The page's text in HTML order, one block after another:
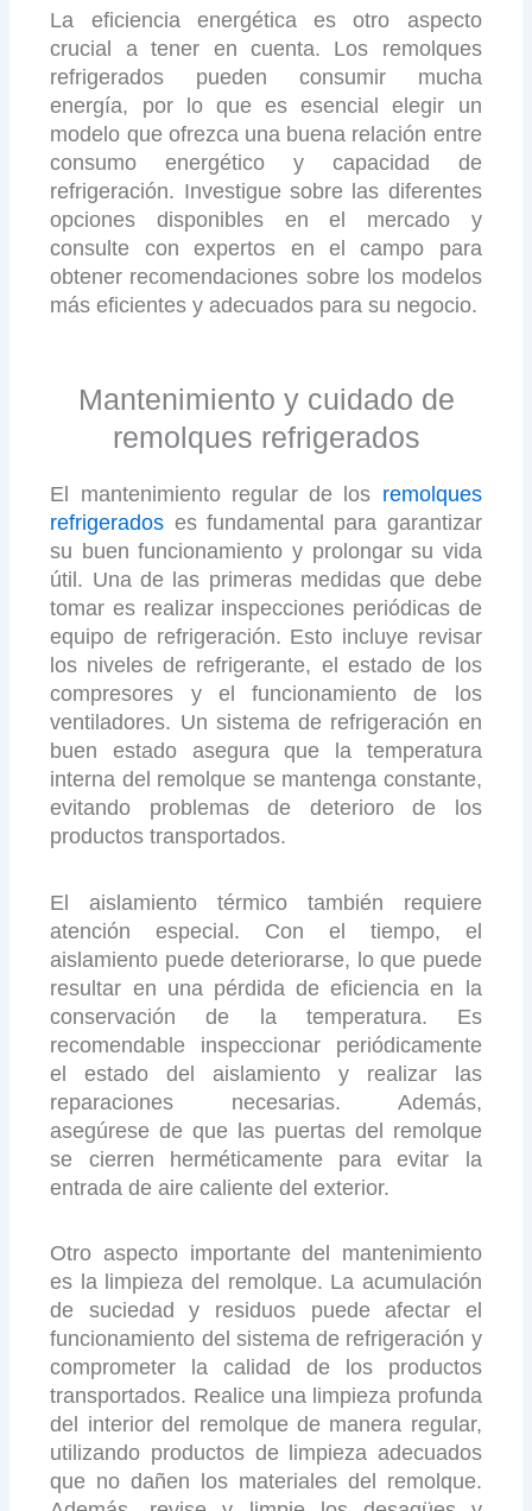
La eficiencia energética es otro aspecto
crucial a tener en cuenta. Los remolques
refrigerados pueden consumir mucha
energía, por lo que es esencial elegir un
modelo que ofrezca una buena relación entre
consumo energético y capacidad de
refrigeración. Investigue sobre las diferentes
opciones disponibles en el mercado y
consulte con expertos en el campo para
obtener recomendaciones sobre los modelos
más eficientes y adecuados para su negocio.
Mantenimiento y cuidado de
remolques refrigerados
El mantenimiento regular de los remolques
refrigerados es fundamental para garantizar
su buen funcionamiento y prolongar su vida
útil. Una de las primeras medidas que debe
tomar es realizar inspecciones periódicas de
equipo de refrigeración. Esto incluye revisar
los niveles de refrigerante, el estado de los
compresores y el funcionamiento de los
ventiladores. Un sistema de refrigeración en
buen estado asegura que la temperatura
interna del remolque se mantenga constante,
evitando problemas de deterioro de los
productos transportados.
El aislamiento térmico también requiere
atención especial. Con el tiempo, el
aislamiento puede deteriorarse, lo que puede
resultar en una pérdida de eficiencia en la
conservación de la temperatura. Es
recomendable inspeccionar periódicamente
el estado del aislamiento y realizar las
reparaciones necesarias. Además,
asegúrese de que las puertas del remolque
se cierren herméticamente para evitar la
entrada de aire caliente del exterior.
Otro aspecto importante del mantenimiento
es la limpieza del remolque. La acumulación
de suciedad y residuos puede afectar el
funcionamiento del sistema de refrigeración y
comprometer la calidad de los productos
transportados. Realice una limpieza profunda
del interior del remolque de manera regular,
utilizando productos de limpieza adecuados
que no dañen los materiales del remolque.